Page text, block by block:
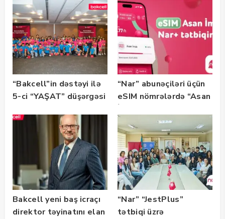
Bootcamp” başladı
“Bakcell”in dəstəyi ilə
5-ci “YAŞAT” düşərgəsi
“Nar” abunəçiləri üçün
eSIM nömrələrdə “Asan
istifadəyə verildi
Bakcell yeni baş icraçı
direktor təyinatını elan
“Nar” “JestPlus”
tətbiqi üzrə